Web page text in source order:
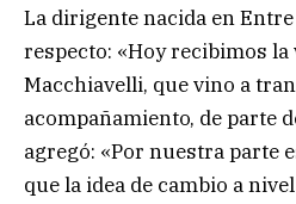
La dirigente nacida en
respecto: «Hoy recibimos la
Macchiavelli, que vino a
acompañamiento, de parte
agregó: «Por nuestra parte
que la idea de cambio a